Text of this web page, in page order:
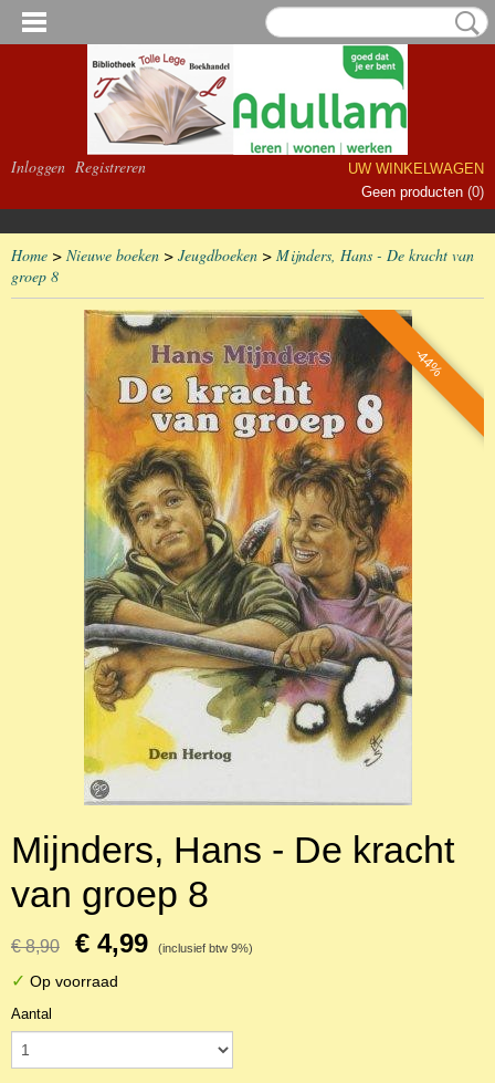
Inloggen Registreren
UW WINKELWAGEN
Geen producten (0)
Home > Nieuwe boeken > Jeugdboeken > Mijnders, Hans - De kracht van
groep 8
-44%
Mijnders, Hans - De kracht
van groep 8
€ 8,90 € 4,99 (inclusief btw 9%)
✓ Op voorraad
Aantal